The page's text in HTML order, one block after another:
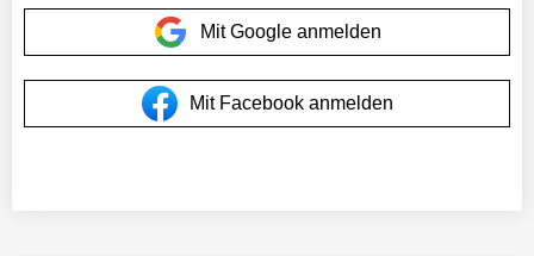
Mit Google anmelden
Mit Facebook anmelden